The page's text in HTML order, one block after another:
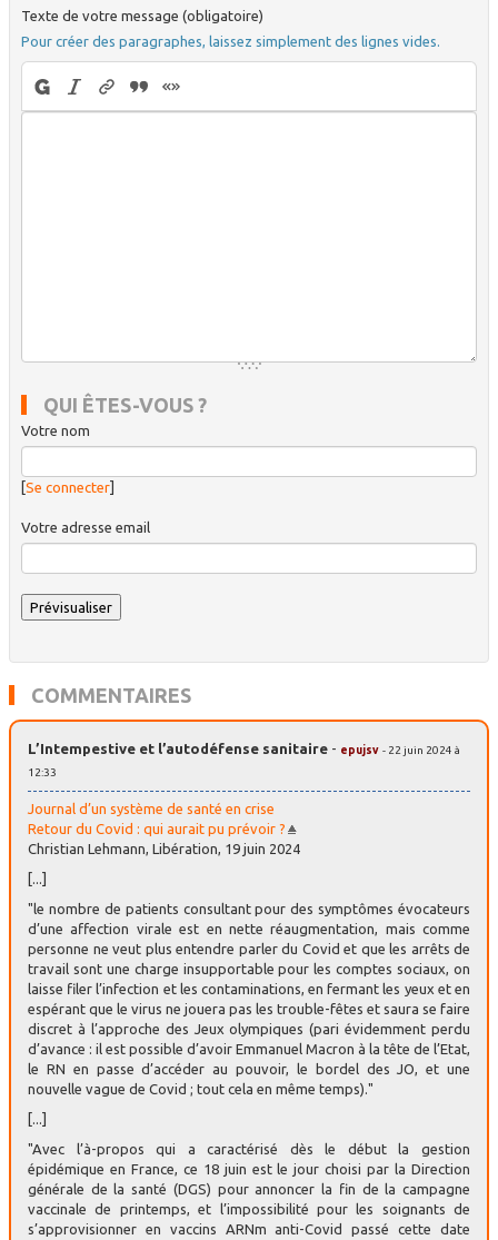
Texte de votre message (obligatoire)
Pour créer des paragraphes, laissez simplement des lignes vides.
QUI ÊTES-VOUS ?
Votre nom
Se connecter]
Votre adresse email
COMMENTAIRES
L’Intempestive et l’autodéfense sanitaire - epujsv - 22 juin 2024 à
12:33
Journal d’un système de santé en crise
Retour du Covid : qui aurait pu prévoir ?
Christian Lehmann, Libération, 19 juin 2024
[...]
"le nombre de patients consultant pour des symptômes évocateurs
d’une affection virale est en nette réaugmentation, mais comme
personne ne veut plus entendre parler du Covid et que les arrêts de
travail sont une charge insupportable pour les comptes sociaux, on
laisse filer l’infection et les contaminations, en fermant les yeux et en
espérant que le virus ne jouera pas les trouble-fêtes et saura se faire
discret à l’approche des Jeux olympiques (pari évidemment perdu
d’avance : il est possible d’avoir Emmanuel Macron à la tête de l’Etat,
le RN en passe d’accéder au pouvoir, le bordel des JO, et une
nouvelle vague de Covid ; tout cela en même temps)."
[...]
"Avec l’à-propos qui a caractérisé dès le début la gestion
épidémique en France, ce 18 juin est le jour choisi par la Direction
générale de la santé (DGS) pour annoncer la fin de la campagne
vaccinale de printemps, et l’impossibilité pour les soignants de
s’approvisionner en vaccins ARNm anti-Covid passé cette date